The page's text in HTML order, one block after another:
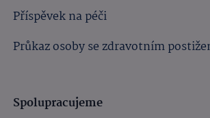
Příspěvek na péči
Průkaz osoby se zdravotním
Spolupracujeme